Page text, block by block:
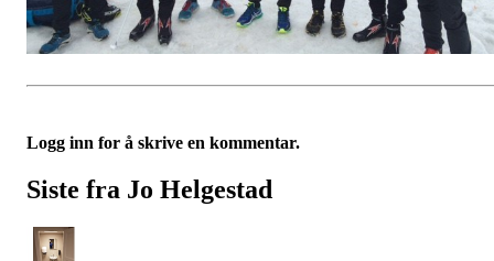
Logg inn for å skrive en kommentar.
Siste fra Jo Helgestad